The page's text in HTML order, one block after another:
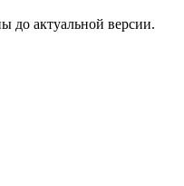
до актуальной версии.